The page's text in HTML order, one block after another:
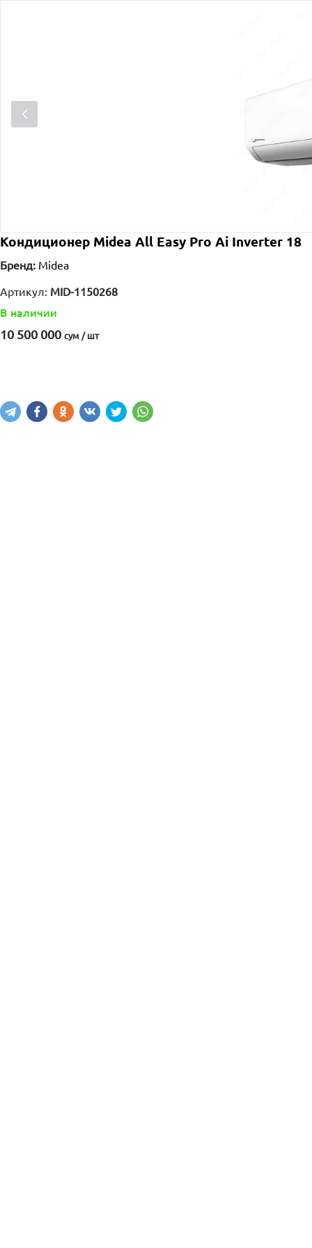
Кондиционер Midea All Easy Pro Ai Inverter 18
Бренд: Midea
Артикул: MID-1150268
В наличии
10 500 000 сум / шт